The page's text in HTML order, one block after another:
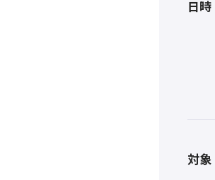
日時
対象